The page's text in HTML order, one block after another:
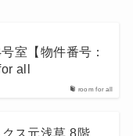
room for all
室【物件番号：
all
ス元浅草 8階